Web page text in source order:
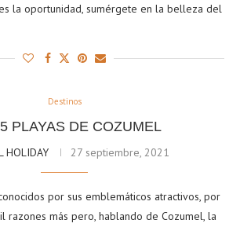
la oportunidad, sumérgete en la belleza del
Destinos
PLAYAS DE COZUMEL
HOLIDAY 27 septiembre, 2021
por sus emblemáticos atractivos, por
razones más pero, hablando de Cozumel, la